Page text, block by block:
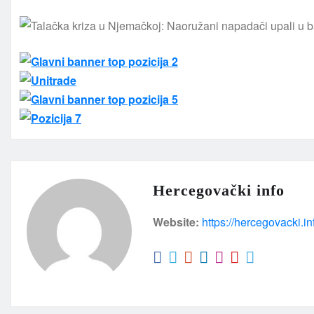
Hercegovački info
Website: https://